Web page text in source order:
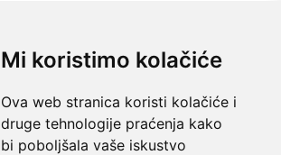
Mi koristimo kolačiće
Ova web stranica koristi kolačiće i
druge tehnologije praćenja kako
bi poboljšala vaše iskustvo